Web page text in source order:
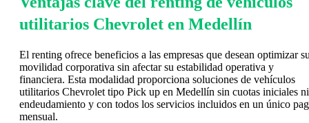
utilitarios Chevrolet en Medellín
El renting ofrece beneficios a las empresas que desean optimizar
movilidad corporativa sin afectar su estabilidad operativa y
financiera. Esta modalidad proporciona soluciones de vehículos
utilitarios Chevrolet tipo Pick up en Medellín sin cuotas iniciales ni
endeudamiento y con todos los servicios incluidos en un único
mensual.